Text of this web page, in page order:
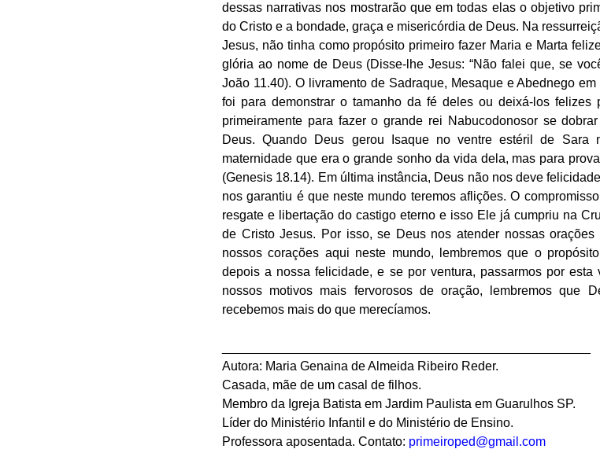
dessas narrativas nos mostrarão que em todas elas o objetivo
do Cristo e a bondade, graça e misericórdia de Deus. Na
Jesus, não tinha como propósito primeiro fazer Maria e Marta
glória ao nome de Deus (Disse-lhe Jesus: “Não falei que, se
João 11.40). O livramento de Sadraque, Mesaque e Abednego
foi para demonstrar o tamanho da fé deles ou deixá-los felizes
primeiramente para fazer o grande rei Nabucodonosor se
Deus. Quando Deus gerou Isaque no ventre estéril de
maternidade que era o grande sonho da vida dela, mas para
(Genesis 18.14). Em última instância, Deus não nos deve
nos garantiu é que neste mundo teremos aflições. O
resgate e libertação do castigo eterno e isso Ele já cumpriu na
de Cristo Jesus. Por isso, se Deus nos atender nossas
nossos corações aqui neste mundo, lembremos que o
depois a nossa felicidade, e se por ventura, passarmos por
nossos motivos mais fervorosos de oração, lembremos que
recebemos mais do que merecíamos.
Autora: Maria Genaina de Almeida Ribeiro Reder.
Casada, mãe de um casal de filhos.
Membro da Igreja Batista em Jardim Paulista em Guarulhos SP.
Líder do Ministério Infantil e do Ministério de Ensino.
Professora aposentada. Contato: primeiroped@gmail.com